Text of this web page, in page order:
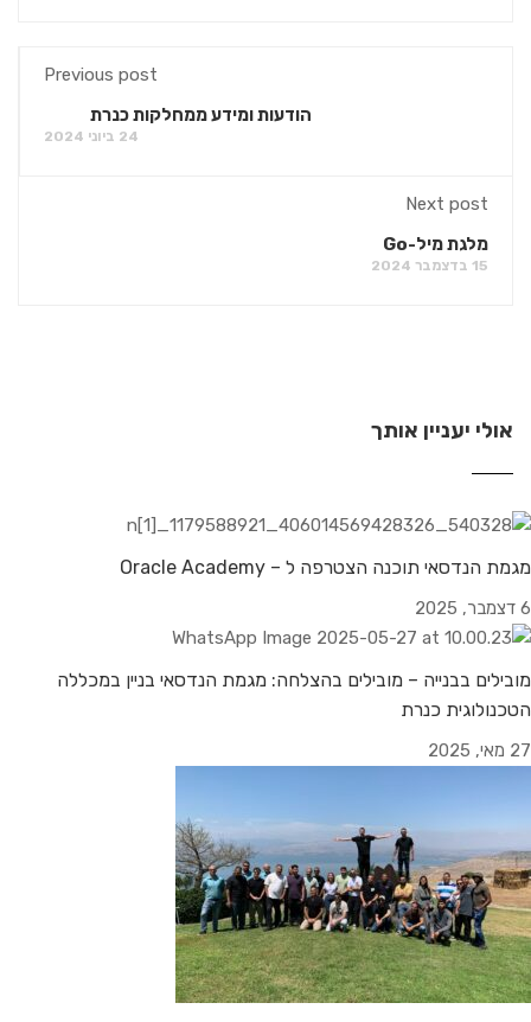
Previous post
הודעות ומידע ממחלקות כנרת
24 ביוני 2024
Next post
מלגת מיל-Go
15 בדצמבר 2024
אולי יעניין אותך
מגמת הנדסאי תוכנה הצטרפה ל – Oracle Academy
6 דצמבר, 2025
מובילים בבנייה – מובילים בהצלחה: מגמת הנדסאי בניין במכללה
הטכנולוגית כנרת
27 מאי, 2025